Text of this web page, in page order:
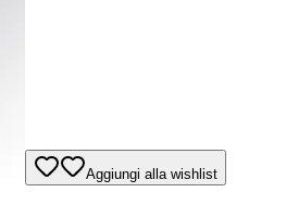
Aggiungi alla wishlist